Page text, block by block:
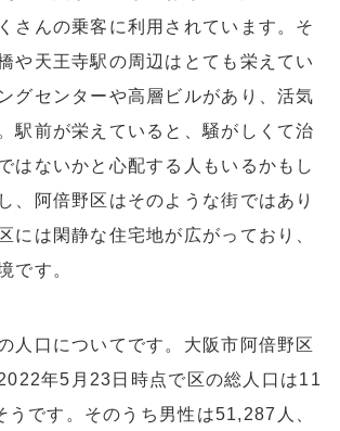
さんの乗客に利用されています。そ
や天王寺駅の周辺はとても栄えてい
グセンターや高層ビルがあり、活気
駅前が栄えていると、騒がしくて治
はないかと心配する人もいるかもし
、阿倍野区はそのような街ではあり
には閑静な住宅地が広がっており、
です。
人口についてです。大阪市阿倍野区
年5月23日時点で区の総人口は11
うです。そのうち男性は51,287人、